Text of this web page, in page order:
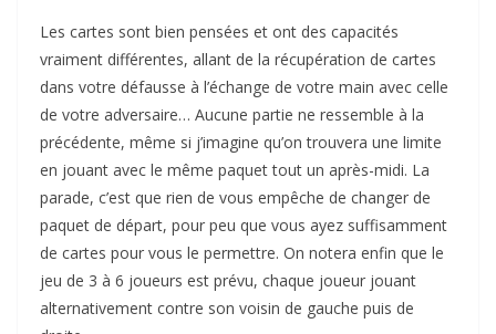
Les cartes sont bien pensées et ont des capacités
vraiment différentes, allant de la récupération de cartes
dans votre défausse à l’échange de votre main avec celle
de votre adversaire… Aucune partie ne ressemble à la
précédente, même si j’imagine qu’on trouvera une limite
en jouant avec le même paquet tout un après-midi. La
parade, c’est que rien de vous empêche de changer de
paquet de départ, pour peu que vous ayez suffisamment
de cartes pour vous le permettre. On notera enfin que le
jeu de 3 à 6 joueurs est prévu, chaque joueur jouant
alternativement contre son voisin de gauche puis de